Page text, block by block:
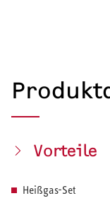
Vorteile
Heißgas-Set